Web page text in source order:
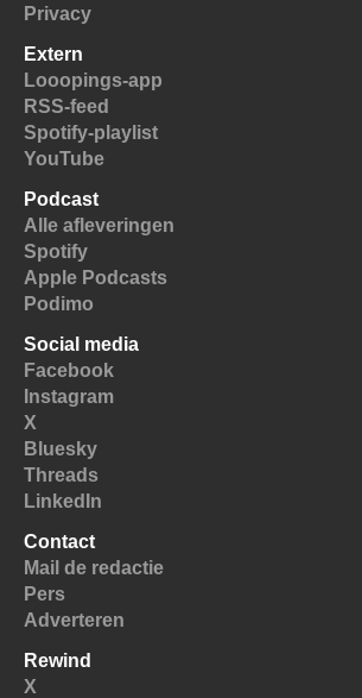
Privacy
Extern
Looopings-app
RSS-feed
Spotify-playlist
YouTube
Podcast
Alle afleveringen
Spotify
Apple Podcasts
Podimo
Social media
Facebook
Instagram
X
Bluesky
Threads
LinkedIn
Contact
Mail de redactie
Pers
Adverteren
Rewind
X